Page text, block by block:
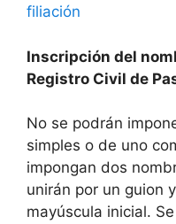
filiación
Inscripción del
Registro Civil de
No se podrán
simples o de uno
impongan dos
unirán por un guion
mayúscula inicial.